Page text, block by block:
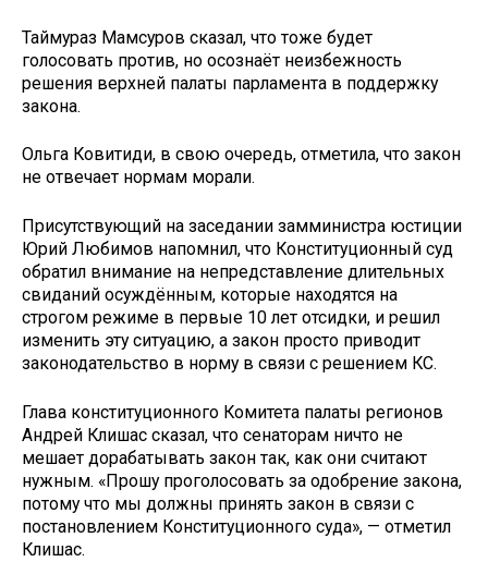
Таймураз Мамсуров сказал, что тоже будет
голосовать против, но осознаёт неизбежность
решения верхней палаты парламента в поддержку
закона.
Ольга Ковитиди, в свою очередь, отметила, что закон
не отвечает нормам морали.
Присутствующий на заседании замминистра юстиции
Юрий Любимов напомнил, что Конституционный суд
обратил внимание на непредставление длительных
свиданий осуждённым, которые находятся на
строгом режиме в первые 10 лет отсидки, и решил
изменить эту ситуацию, а закон просто приводит
законодательство в норму в связи с решением КС.
Глава конституционного Комитета палаты регионов
Андрей Клишас сказал, что сенаторам ничто не
мешает дорабатывать закон так, как они считают
нужным. «Прошу проголосовать за одобрение закона,
потому что мы должны принять закон в связи с
постановлением Конституционного суда», — отметил
Клишас.